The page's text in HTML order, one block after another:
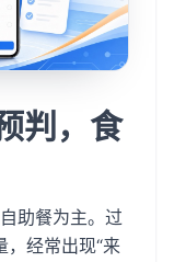
判，食
助餐为主。过
，经常出现“来